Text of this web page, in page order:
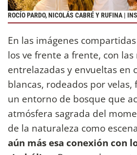
ROCÍO PARDO, NICOLÁS CABRÉ Y RUFINA |
En las imágenes
los ve frente a frente, con las
entrelazadas y envueltas en
blancas, rodeados por
un entorno de bosque que
atmósfera sagrada del
de la naturaleza como
aún más esa conexión con